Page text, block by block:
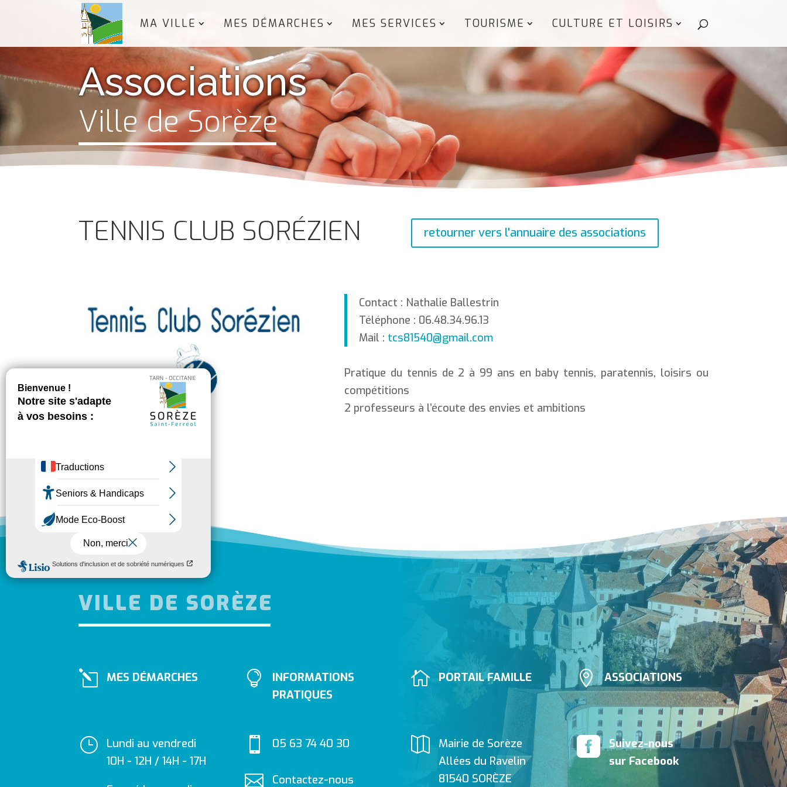
MA VILLE MES DÉMARCHES MES SERVICES TOURISME CULTURE ET LOISIRS
Associations
Ville de Sorèze
TENNIS CLUB SORÉZIEN retourner vers l'annuaire des associations
Contact : Nathalie Ballestrin
Téléphone : 06.48.34.96.13
Mail : tcs81540@gmail.com
Pratique du tennis de 2 à 99 ans en baby tennis, paratennis, loisirs ou
compétitions
2 professeurs à l’écoute des envies et ambitions
VILLE DE SORÈZE
l MES DÉMARCHES 
INFORMATIONS
PRATIQUES
 PORTAIL FAMILLE  ASSOCIATIONS
}
Lundi au vendredi
10H - 12H / 14H - 17H
 05 63 74 40 30
 Contactez-nous

Mairie de Sorèze
Allées du Ravelin
81540 SORÈZE

Suivez-nous
sur Facebook